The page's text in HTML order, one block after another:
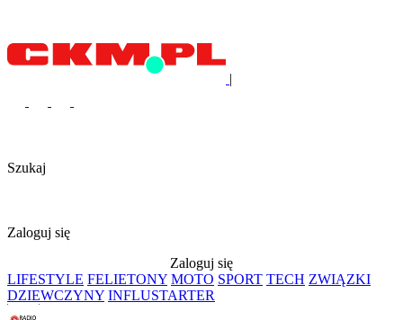
|
Szukaj
Zaloguj się
Zaloguj się
LIFESTYLE FELIETONY MOTO SPORT TECH ZWIĄZKI
DZIEWCZYNY INFLUSTARTER